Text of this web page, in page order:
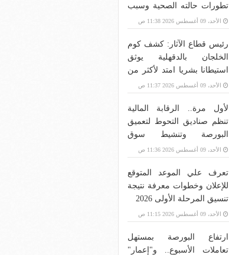
تطورات حالته الصحية وسبب
اعتزاله الفن
الأحد، 09 أغسطس 2026 11:38 ص
رئيس قطاع الآثار: كشف كوم
الخلجان بالدقهلية يوثق
استيطانا بشريا امتد لأكثر من
6 آلاف عامالأحد، 09 أغسطس 2026 11:37 ص
لأول مرة.. الرقابة المالية
تنظم صناديق التحوط لتعميق
البورصة وتنشيط سوق
المشتقات
الأحد، 09 أغسطس 2026 11:36 ص
تعرف علي الموعد المتوقع
للإعلان وخطوات معرفة نتيجة
تنسيق المرحلة الأولى 2026
الأحد، 09 أغسطس 2026 11:15 ص
ارتفاع البورصة بمستهل
تعاملات الأسبوع.. و"إعمار"